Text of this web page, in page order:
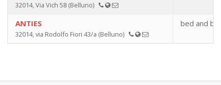
32014, Via Vich 58 (Belluno)
ANTIES
32014, via Rodolfo Fiori 43/a (Belluno)
bed and